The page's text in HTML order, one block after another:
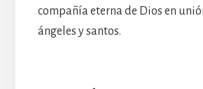
compañía eterna de Dios en
ángeles y santos.